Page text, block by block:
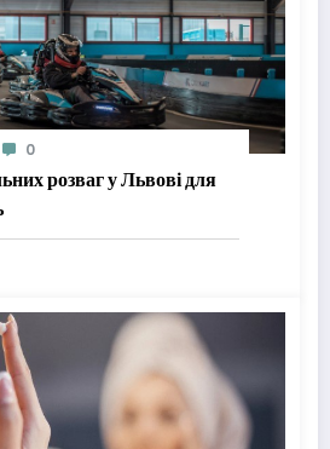
0
розваг у Львові для